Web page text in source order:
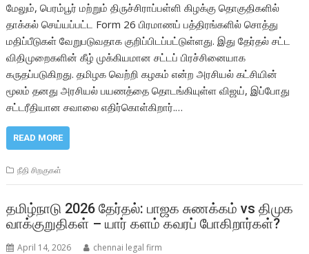
மேலும், பெரம்பூர் மற்றும் திருச்சிராப்பள்ளி கிழக்கு தொகுதிகளில்
தாக்கல் செய்யப்பட்ட Form 26 பிரமாணப் பத்திரங்களில் சொத்து
மதிப்பீடுகள் வேறுபடுவதாக குறிப்பிடப்பட்டுள்ளது. இது தேர்தல் சட்ட
விதிமுறைகளின் கீழ் முக்கியமான சட்டப் பிரச்சினையாக
கருதப்படுகிறது. தமிழக வெற்றி கழகம் என்ற அரசியல் கட்சியின்
மூலம் தனது அரசியல் பயணத்தை தொடங்கியுள்ள விஜய், இப்போது
சட்டரீதியான சவாலை எதிர்கொள்கிறார்.…
READ MORE
நீதி சிறகுகள்
தமிழ்நாடு 2026 தேர்தல்: பாஜக சுணக்கம் vs திமுக
வாக்குறுதிகள் – யார் களம் கவரப் போகிறார்கள்?
April 14, 2026 chennai legal firm